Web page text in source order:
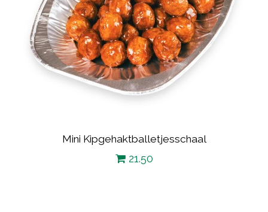
Mini Kipgehaktballetjesschaal
21.50